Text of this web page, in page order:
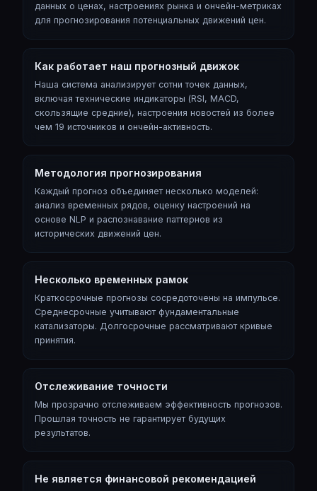
данных о ценах, настроениях рынка и ончейн-метриках
для прогнозирования потенциальных движений цен.
Как работает наш прогнозный движок
Наша система анализирует сотни точек данных,
включая технические индикаторы (RSI, MACD,
скользящие средние), настроения новостей из более
чем 19 источников и ончейн-активность.
Методология прогнозирования
Каждый прогноз объединяет несколько моделей:
анализ временных рядов, оценку настроений на
основе NLP и распознавание паттернов из
исторических движений цен.
Несколько временных рамок
Краткосрочные прогнозы сосредоточены на импульсе.
Среднесрочные учитывают фундаментальные
катализаторы. Долгосрочные рассматривают кривые
принятия.
Отслеживание точности
Мы прозрачно отслеживаем эффективность прогнозов.
Прошлая точность не гарантирует будущих
результатов.
Не является финансовой рекомендацией